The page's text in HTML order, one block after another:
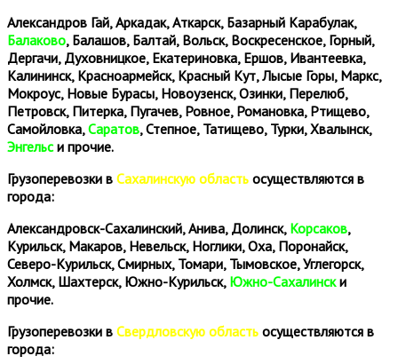
Александров Гай, Аркадак, Аткарск, Базарный Карабулак,
Балаково, Балашов, Балтай, Вольск, Воскресенское, Горный,
Дергачи, Духовницкое, Екатериновка, Ершов, Ивантеевка,
Калининск, Красноармейск, Красный Кут, Лысые Горы, Маркс,
Мокроус, Новые Бурасы, Новоузенск, Озинки, Перелюб,
Петровск, Питерка, Пугачев, Ровное, Романовка, Ртищево,
Самойловка,Саратов, Степное, Татищево, Турки, Хвалынск,
Энгельси прочие.
Грузоперевозки в Сахалинскую область осуществляются в
города:
Александровск-Сахалинский, Анива, Долинск, Корсаков,
Курильск, Макаров, Невельск, Ноглики, Оха, Поронайск,
Северо-Курильск, Смирных, Томари, Тымовское, Углегорск,
Холмск, Шахтерск, Южно-Курильск, Южно-Сахалински
прочие.
Грузоперевозки в Свердловскую область осуществляются в
города: